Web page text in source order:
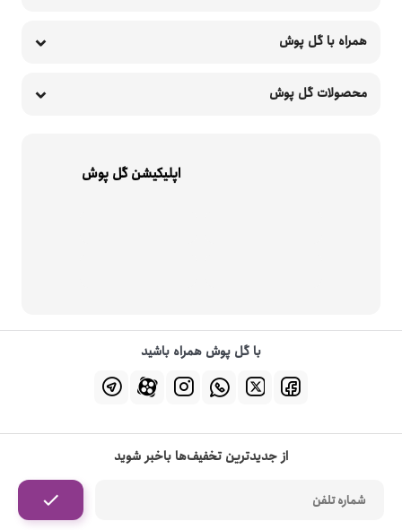
همراه با گل پوش
محصولات گل پوش
اپلیکیشن گل پوش
با گل پوش همراه باشید
از جدیدترین تخفیف‌ها باخبر شوید